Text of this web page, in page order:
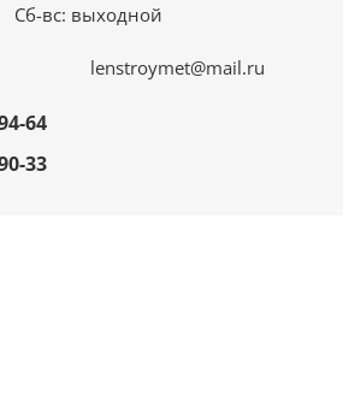
Сб-вс: выходной
64
33
lenstroymet@mail.ru